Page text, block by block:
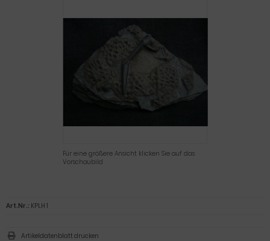
Für eine größere Ansicht klicken Sie auf das
Vorschaubild
Art.Nr.: KPLH 1
Artikeldatenblatt drucken